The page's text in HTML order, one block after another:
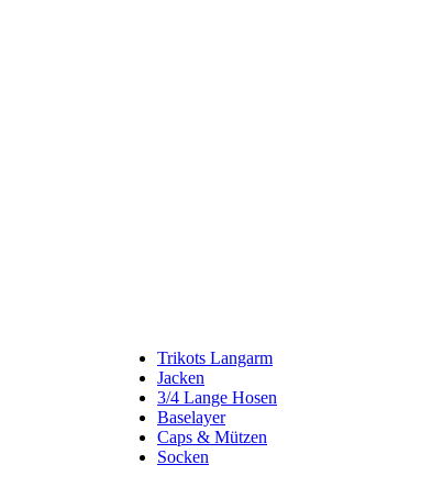
Trikots Langarm
Jacken
3/4 Lange Hosen
Baselayer
Caps & Mützen
Socken